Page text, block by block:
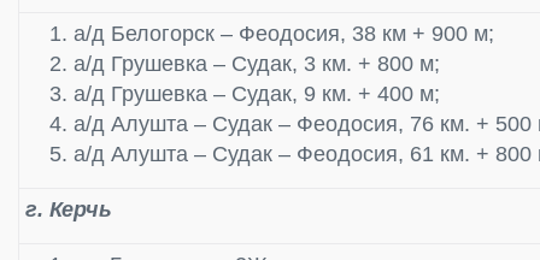
а/д Белогорск – Феодосия, 38 км + 900 м;
а/д Грушевка – Судак, 3 км. + 800 м;
а/д Грушевка – Судак, 9 км. + 400 м;
а/д Алушта – Судак – Феодосия, 76 км. + 500
а/д Алушта – Судак – Феодосия, 61 км. + 800
г. Керчь